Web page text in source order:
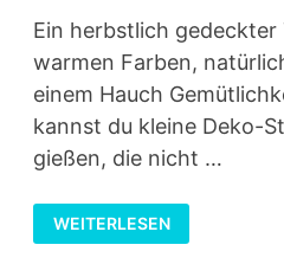
Ein herbstlich
warmen Farben,
einem Hauch
kannst du kleine Deko-
gießen, die nicht …
TISCHDEKO
IM
HERBSTLOOK
WEITERLESEN